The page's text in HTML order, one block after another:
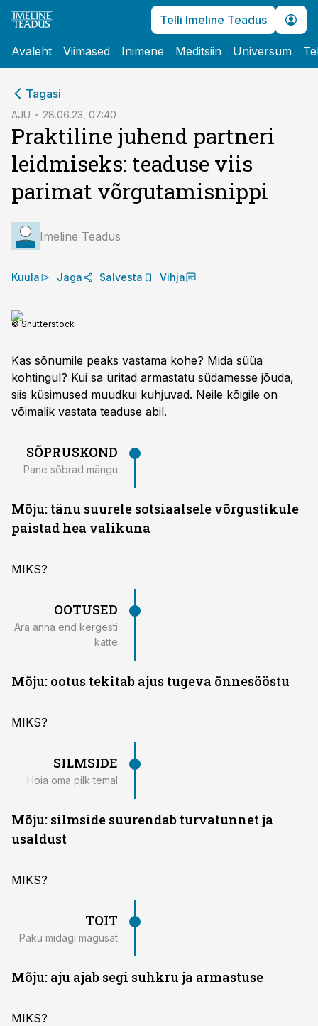
Telli Imeline Teadus
Avaleht Viimased Inimene Meditsiin Universum
Tagasi
AJU 28.06.23, 07:40
Praktiline juhend partneri
leidmiseks: teaduse viis
parimat võrgutamisnippi
Imeline Teadus
Kuula Jaga Salvesta Vihja
© Shutterstock
Kas sõnumile peaks vastama kohe? Mida süüa
kohtingul? Kui sa üritad armastatu südamesse jõuda,
siis küsimused muudkui kuhjuvad. Neile kõigile on
võimalik vastata teaduse abil.
SÕPRUSKOND
Pane sõbrad mängu
Mõju: tänu suurele sotsiaalsele võrgustikule
paistad hea valikuna
MIKS?
OOTUSED
Ära anna end kergesti
kätte
Mõju: ootus tekitab ajus tugeva õnnesööstu
MIKS?
SILMSIDE
Hoia oma pilk temal
Mõju: silmside suurendab turvatunnet ja
usaldust
MIKS?
TOIT
Paku midagi magusat
Mõju: aju ajab segi suhkru ja armastuse
MIKS?